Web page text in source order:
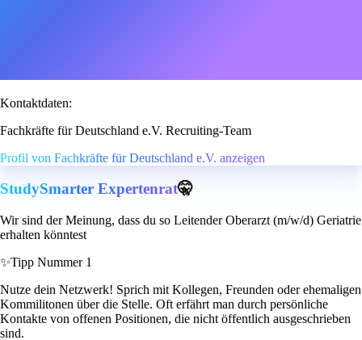
Kontaktdaten:
Fachkräfte für Deutschland e.V. Recruiting-Team
Profil von Fachkräfte für Deutschland e.V. anzeigen
StudySmarter Expertenrat🤫
Wir sind der Meinung, dass du so Leitender Oberarzt (m/w/d) Geriatrie
erhalten könntest
✨Tipp Nummer 1
Nutze dein Netzwerk! Sprich mit Kollegen, Freunden oder ehemaligen
Kommilitonen über die Stelle. Oft erfährt man durch persönliche
Kontakte von offenen Positionen, die nicht öffentlich ausgeschrieben
sind.